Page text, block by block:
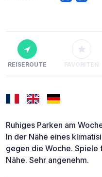
REISEROUTE FAVORITEN
Ruhiges Parken am
In der Nähe eines
gegen die Woche.
Nähe. Sehr angenehm.